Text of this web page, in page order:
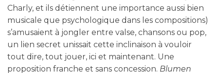
Charly, et ils détiennent une importance aussi bien
musicale que psychologique dans les compositions)
s’amusaient à jongler entre valse, chansons ou pop,
un lien secret unissait cette inclinaison à vouloir
tout dire, tout jouer, ici et maintenant. Une
proposition franche et sans concession. Blumen